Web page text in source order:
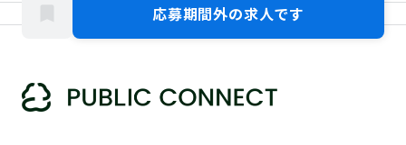
応募期間外の求人です